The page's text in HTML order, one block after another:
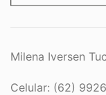
Milena Iversen
Celular: (62)